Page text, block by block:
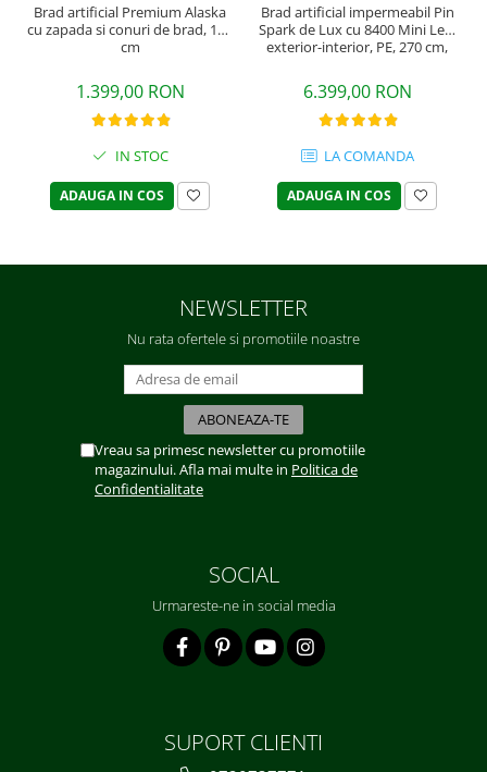
Brad artificial Premium Alaska
cu zapada si conuri de brad, 180
cm
1.399,00 RON
IN STOC
ADAUGA IN COS
Brad artificial impermeabil Pin
Spark de Lux cu 8400 Mini Led,
exterior-interior, PE, 270 cm,
6.399,00 RON
LA COMANDA
ADAUGA IN COS
NEWSLETTER
Nu rata ofertele si promotiile noastre
Vreau sa primesc newsletter cu promotiile
magazinului. Afla mai multe in Politica de
Confidentialitate
SOCIAL
Urmareste-ne in social media
SUPORT CLIENTI